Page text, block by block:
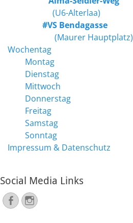
(U6-Alterlaa)
#VS Bendagasse
(Maurer Hauptplatz)
Wochentag
Montag
Dienstag
Mittwoch
Donnerstag
Freitag
Samstag
Sonntag
Impressum & Datenschutz
Social Media Links
FacebookInstagram